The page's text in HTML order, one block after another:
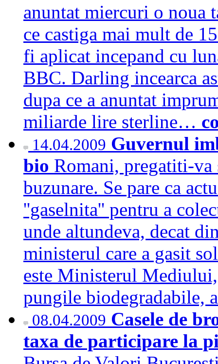
anuntat miercuri o noua
ce castiga mai mult de
fi aplicat incepand cu
BBC. Darling incearca
dupa ce a anuntat
miliarde lire sterline…
14.04.2009 Guvernul
bio Romani, pregatiti-
buzunare. Se pare ca
''gaselnita'' pentru a
unde altundeva, decat
ministerul care a gasit
este Ministerul Mediului,
pungile biodegradabile,
08.04.2009 Casele de
taxa de participare la